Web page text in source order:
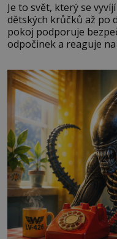
Je to svět, který se
dětských krůčků až po
pokoj podporuje
odpočinek a reaguje
měkkost a bezpečí,
především klidně a